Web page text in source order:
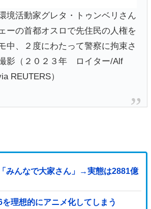
境活動家グレタ・トゥンベリさん
ーの首都オスロで先住民の人権を
中、２度にわたって警察に拘束さ
影（２０２３年 ロイター/Alf
REUTERS）
みんなで大家さん」→実態は2881億
理想的にアニメ化してしまう